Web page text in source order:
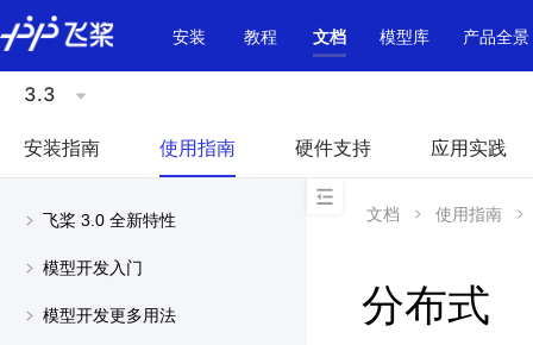
\u200E
安装
教程 文档 模型库 产品全景
3.3
安装指南 使用指南 硬件支持 应用实践
飞桨 3.0 全新特性
模型开发入门
模型开发更多用法
文档 使用指南
分布式